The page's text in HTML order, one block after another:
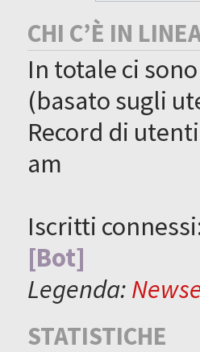
CHI C’È IN
In totale ci sono
(basato sugli
Record di
am
Iscritti
[Bot]
Legenda:
STATISTICHE